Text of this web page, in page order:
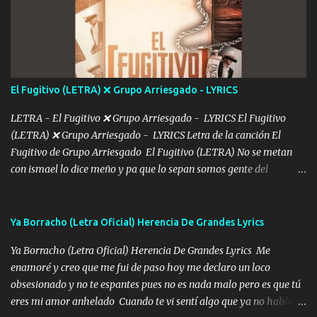
De mi vida... Cómo tú no hay nadie más No hay nadie
más Si te sientes sola no me llames porfa Me pongo sencible e
imagino tu sombra Clase azul es el tequila e interior la ropa Clip
cap la champagne el polvo es color rosa Me contacto un ángel eres
tú mi hermosa La que me alegra los días y sigo tomando Y
pensar... Que tú ya no vas a estar Pasarán... Solito me dejaras
Intentar... ...
El Fugitivo (LETRA) ❌ Grupo Arriesgado - LYRICS
LETRA - El Fugitivo ❌ Grupo Arriesgado - LYRICS El Fugitivo
(LETRA) ❌ Grupo Arriesgado - LYRICS Letra de la canción El
Fugitivo de Grupo Arriesgado El Fugitivo (LETRA) No se metan
con ismael lo dice meño y pa que lo sepan somos gente del
grande traemos la bandera 04 se oye por los radios y bien
ofrece también peleam'os bien atentó el compa huicho la corta al
cinto y radios colgados cuando salimos del rancho carros
blindándos y bien equipados no somos gente de problemas pero
defendemos muy bien nuestra tierra buena sombra nos cobija y el
Ya Borracho (Letra Oficial) Herencia De Grandes Lyrics
Ya Borracho (Letra Oficial) Herencia De Grandes Lyrics Me
enamoré y creo que me fui de paso hoy me declaro un loco
obsesionado y no te espantes pues no es nada malo pero es que tú
eres mi amor anhelado Cuando te vi sentí algo que ya no había